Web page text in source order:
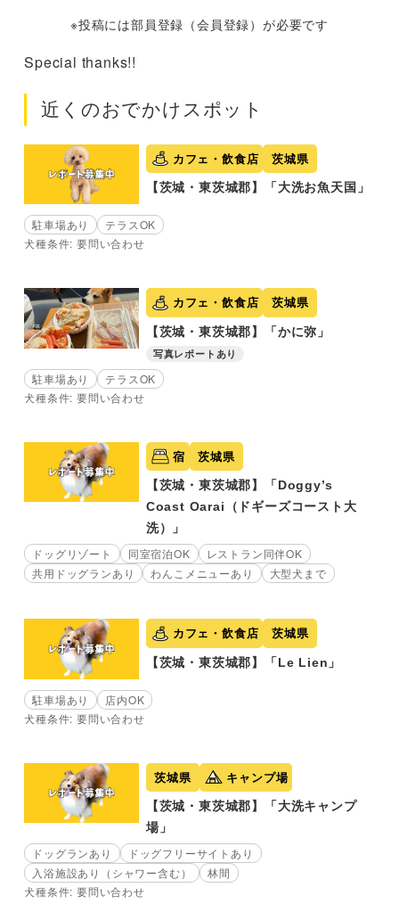
※投稿には部員登録（会員登録）が必要です
Special thanks!!
近くのおでかけスポット
カフェ・飲食店 茨城県
【茨城・東茨城郡】「大洗お魚天国」
駐車場あり
テラスOK
犬種条件: 要問い合わせ
カフェ・飲食店 茨城県
【茨城・東茨城郡】「かに弥」
写真レポートあり
駐車場あり
テラスOK
犬種条件: 要問い合わせ
宿 茨城県
【茨城・東茨城郡】「Doggy’s
Coast Oarai（ドギーズコースト大
洗）」
ドッグリゾート 同室宿泊OK
レストラン同伴OK
共用ドッグランあり
わんこメニューあり 大型犬まで
カフェ・飲食店 茨城県
【茨城・東茨城郡】「Le Lien」
駐車場あり
店内OK
犬種条件: 要問い合わせ
茨城県 キャンプ場
【茨城・東茨城郡】「大洗キャンプ
場」
ドッグランあり
ドッグフリーサイトあり
入浴施設あり（シャワー含む）
林間
犬種条件: 要問い合わせ